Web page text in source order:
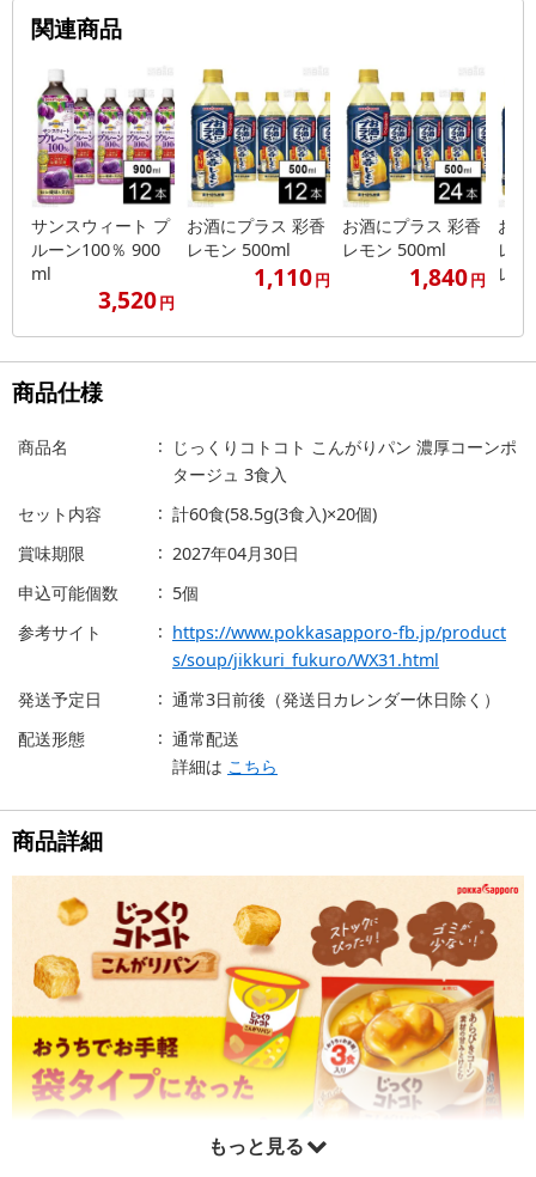
関連商品
サンスウィート プ
ルーン100％ 900
ml
3,520円
お酒にプラス 彩香
レモン 500ml
1,110円
お酒にプラス 彩香
レモン 500ml
1,840円
お
レ
レ
商品仕様
商品名
じっくりコトコト こんがりパン 濃厚コーンポ
タージュ 3食入
セット内容
計60食(58.5g(3食入)×20個)
賞味期限
2027年04月30日
申込可能個数
5個
参考サイト
https://www.pokkasapporo-fb.jp/product
s/soup/jikkuri_fukuro/WX31.html
発送予定日
通常3日前後（発送日カレンダー休日除く）
配送形態
通常配送
詳細は こちら
商品詳細
もっと見る